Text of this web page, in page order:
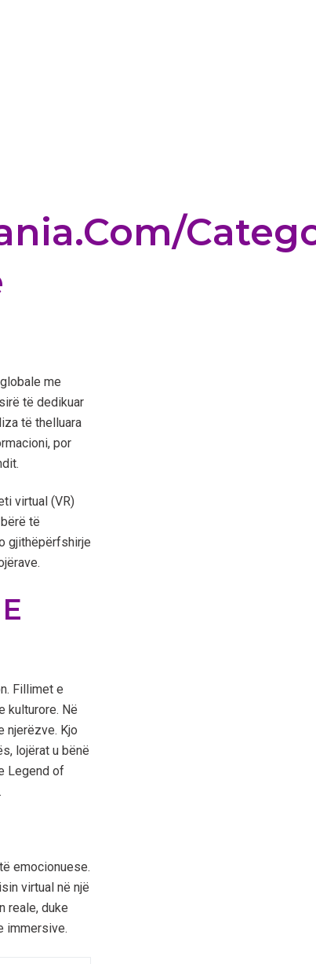
me
të dedikuar
të thelluara
por
virtual (VR)
të
gjithëpërfshirje
Fillimet e
kulturore. Në
njerëzve. Kjo
lojërat u bënë
Legend of
emocionuese.
virtual në një
reale, duke
immersive.